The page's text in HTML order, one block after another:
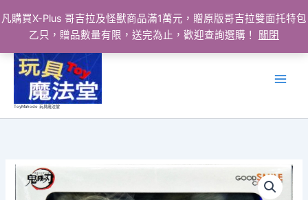
凡購買X-Plus 哥吉拉及怪獸商品滿1萬元，贈原版哥吉拉雙面托特包
乙只，贈品數量有限，送完為止，歡迎查詢選購！
關閉
ToyMahodo 玩具魔法堂